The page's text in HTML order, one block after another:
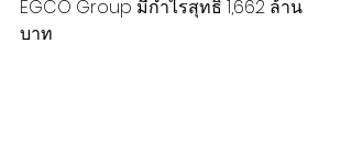
EGCO Group มีกำไรสุทธิ 1,662 ล้าน
บาท